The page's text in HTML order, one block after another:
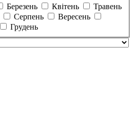
Березень Квітень
Травень
Серпень
Вересень
Грудень